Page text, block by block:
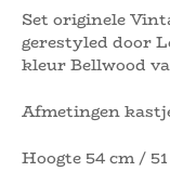
Set originele
gerestyled door
kleur Bellwood
Afmetingen
Hoogte 54 cm /